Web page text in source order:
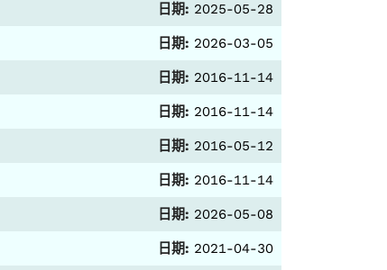
日期: 2025-05-28
日期: 2026-03-05
日期: 2016-11-14
日期: 2016-11-14
日期: 2016-05-12
日期: 2016-11-14
日期: 2026-05-08
日期: 2021-04-30